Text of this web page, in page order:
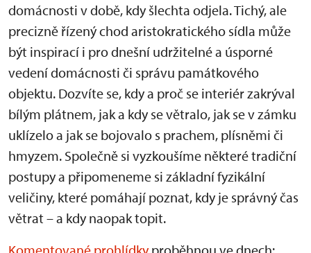
domácnosti v době, kdy šlechta odjela. Tichý, ale
precizně řízený chod aristokratického sídla může
být inspirací i pro dnešní udržitelné a úsporné
vedení domácnosti či správu památkového
objektu. Dozvíte se, kdy a proč se interiér zakrýval
bílým plátnem, jak a kdy se větralo, jak se v zámku
uklízelo a jak se bojovalo s prachem, plísněmi či
hmyzem. Společně si vyzkoušíme některé tradiční
postupy a připomeneme si základní fyzikální
veličiny, které pomáhají poznat, kdy je správný čas
větrat – a kdy naopak topit.